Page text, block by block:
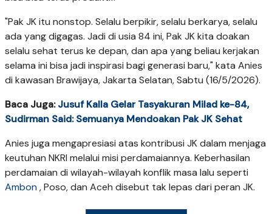
"Pak JK itu nonstop. Selalu berpikir, selalu berkarya, selalu
ada yang digagas. Jadi di usia 84 ini, Pak JK kita doakan
selalu sehat terus ke depan, dan apa yang beliau kerjakan
selama ini bisa jadi inspirasi bagi generasi baru," kata Anies
di kawasan Brawijaya, Jakarta Selatan, Sabtu (16/5/2026).
Baca Juga:Jusuf Kalla Gelar Tasyakuran Milad ke-84,
Sudirman Said: Semuanya Mendoakan Pak JK Sehat
Anies juga mengapresiasi atas kontribusi JK dalam menjaga
keutuhan NKRI melalui misi perdamaiannya. Keberhasilan
perdamaian di wilayah-wilayah konflik masa lalu seperti
Ambon, Poso, dan Aceh disebut tak lepas dari peran JK.